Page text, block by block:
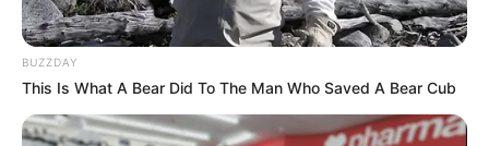
BUZZDAY
This Is What A Bear Did To The Man Who Saved A Bear Cub